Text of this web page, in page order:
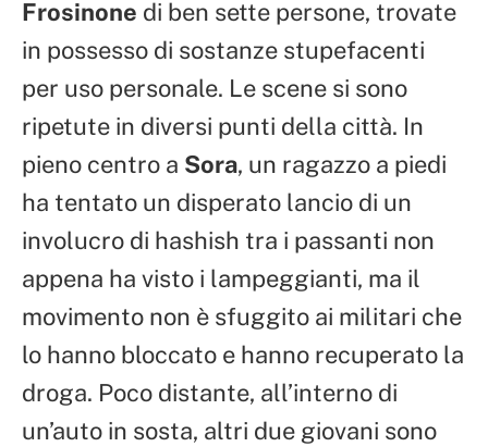
Frosinone di ben sette persone, trovate
in possesso di sostanze stupefacenti
per uso personale. Le scene si sono
ripetute in diversi punti della città. In
pieno centro a Sora, un ragazzo a piedi
ha tentato un disperato lancio di un
involucro di hashish tra i passanti non
appena ha visto i lampeggianti, ma il
movimento non è sfuggito ai militari che
lo hanno bloccato e hanno recuperato la
droga. Poco distante, all’interno di
un’auto in sosta, altri due giovani sono